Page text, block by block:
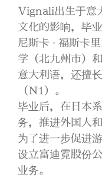
Vignali出生于意
文化的影响，毕
尼斯卡 ∙ 福斯卡
学（北九州市）
意大利语，还擅
（N1）。
毕业后，在日本
务，推进外国人
为了进一步促进
设立富迪霓股份
业务。